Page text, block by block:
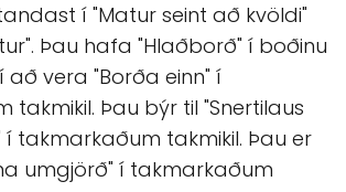
í "Matur seint að kvöldi"
Þau hafa "Hlaðborð" í boðinu
vera "Borða einn" í
takmikil. Þau býr til "Snertilaus
í takmarkaðum takmikil. Þau er
umgjörð" í takmarkaðum